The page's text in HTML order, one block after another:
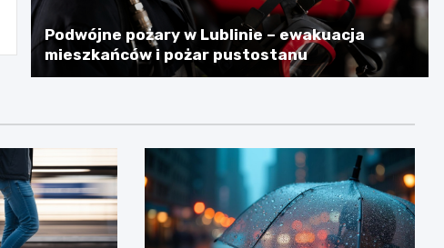
Podwójne pożary w Lublinie – ewakuacja
mieszkańców i pożar pustostanu